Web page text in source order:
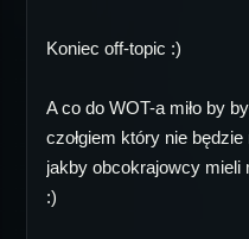
Koniec off-topic :)
A co do WOT-a miło by
czołgiem który nie
jakby obcokrajowcy
:)